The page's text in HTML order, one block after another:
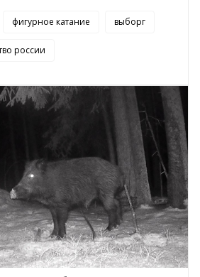
фигурное катание выборг
россии